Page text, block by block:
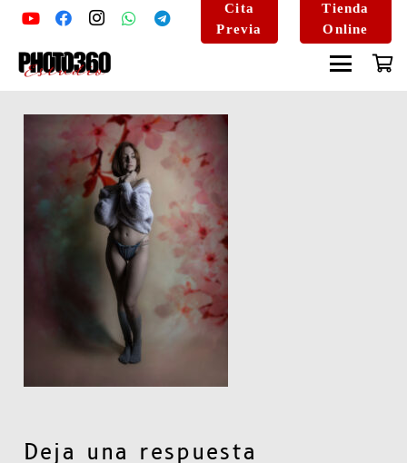
Cita
Previa
Tienda
Online
Deja una respuesta